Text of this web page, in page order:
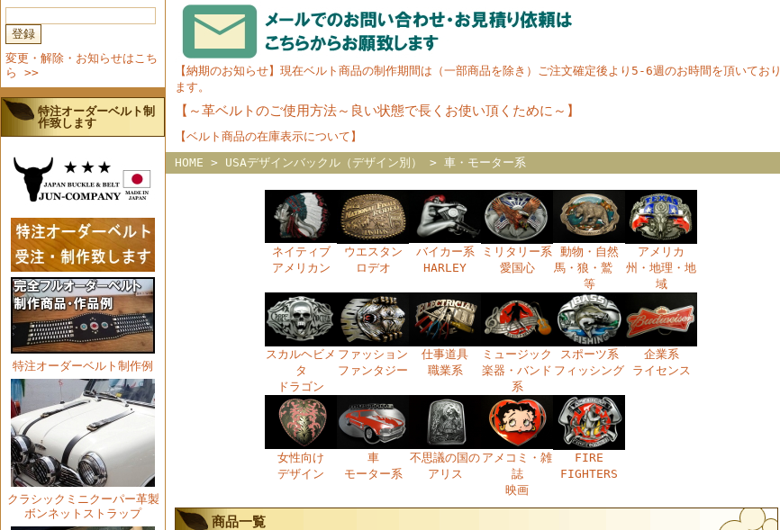
変更・解除・お知らせはこち
ら >>
特注オーダーベルト制
作致します
特注オーダーベルト制作例
クラシックミニクーパー革製
ボンネットストラップ
【納期のお知らせ】現在ベルト商品の制作期間は（一部商品を除き）ご注文確定後より5-6週のお時間を頂いており
ます。
【～革ベルトのご使用方法～良い状態で長くお使い頂くために～ 】
【ベルト商品の在庫表示について】
HOME > USAデザインバックル（デザイン別） > 車・モーター系
ネイティブ
アメリカン
ウエスタン
ロデオ
バイカー系
HARLEY
ミリタリー系
愛国心
動物・自然
馬・狼・鷲
等
アメリカ
州・地理・地
域
スカルヘビメ
タ
ドラゴン
ファッション
ファンタジー
仕事道具
職業系
ミュージック
楽器・バンド
系
スポーツ系
フィッシング
企業系
ライセンス
女性向け
デザイン
車
モーター系
不思議の国の
アリス
アメコミ・雑
誌
映画
FIRE
FIGHTERS
商品一覧